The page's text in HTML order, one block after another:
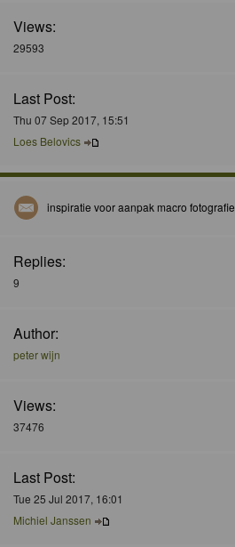
Views:
29593
Last Post:
Thu 07 Sep 2017, 15:51
Loes Belovics
inspiratie voor aanpak macro fotografie
Replies:
9
Author:
peter wijn
Views:
37476
Last Post:
Tue 25 Jul 2017, 16:01
Michiel Janssen